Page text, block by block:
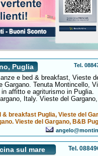
Puglia Tel.
e bed & breakfast, Vieste
Gargano. Tenuta Montincello,
affitto e agriturismo in Puglia.
Italy. Vieste del Gargano,
breakfast Puglia, Vieste del
Vieste del Gargano, B&B
sul mare Tel.